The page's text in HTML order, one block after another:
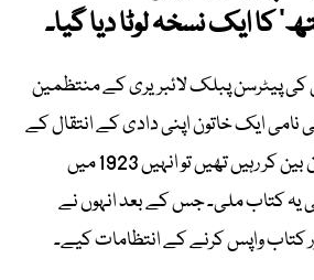
کا ایک نسخہ لوٹا دیا گیا۔
کی پیٹرسن پبلک لائبریری کے منتظمین
نامی ایک خاتون اپنی دادی کے انتقال کے
بعد ان کی اشیاء کی چھان بین کر رہیں تھیں تو انہیں 1923 میں
یہ کتاب ملی۔ جس کے بعد انہوں نے
کتاب واپس کرنے کے انتظامات کیے۔